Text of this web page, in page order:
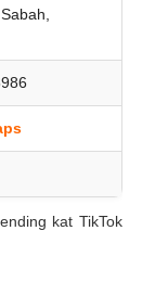
kat TikTok